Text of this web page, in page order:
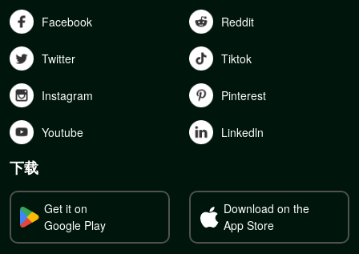
Facebook Reddit
Twitter Tiktok
Instagram Pinterest
Youtube Linkedln
下载
Get it on
Google Play
Download on the
App Store